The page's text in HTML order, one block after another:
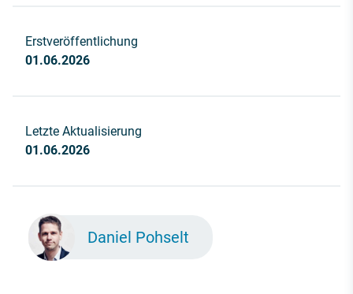
Erstveröffentlichung
01.06.2026
Letzte Aktualisierung
01.06.2026
Daniel Pohselt